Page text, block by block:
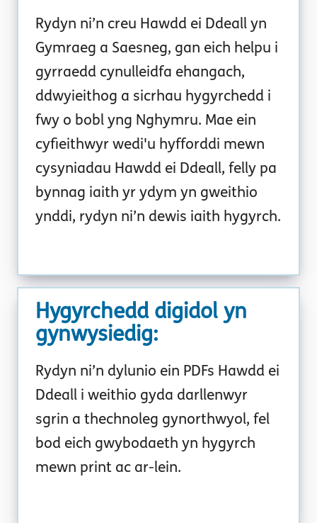
Rydyn ni’n creu Hawdd ei Ddeall yn
Gymraeg a Saesneg, gan eich helpu i
gyrraedd cynulleidfa ehangach,
ddwyieithog a sicrhau hygyrchedd i
fwy o bobl yng Nghymru. Mae ein
cyfieithwyr wedi'u hyfforddi mewn
cysyniadau Hawdd ei Ddeall, felly pa
bynnag iaith yr ydym yn gweithio
ynddi, rydyn ni’n dewis iaith hygyrch.
Hygyrchedd digidol yn
gynwysiedig:
Rydyn ni’n dylunio ein PDFs Hawdd ei
Ddeall i weithio gyda darllenwyr
sgrin a thechnoleg gynorthwyol, fel
bod eich gwybodaeth yn hygyrch
mewn print ac ar-lein.